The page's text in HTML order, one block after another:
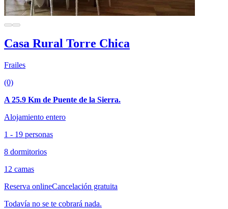
Casa Rural Torre Chica
Frailes
(0)
A 25.9 Km de Puente de la Sierra.
Alojamiento entero
1 - 19 personas
8 dormitorios
12 camas
Reserva onlineCancelación gratuita
Todavía no se te cobrará nada.